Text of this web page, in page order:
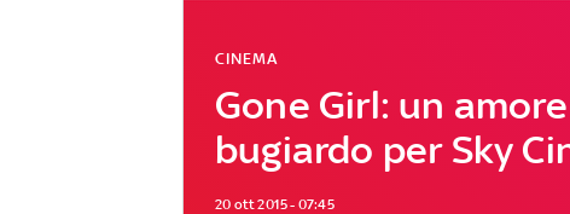
Gone Girl: un amore
bugiardo per Sky
CINEMA
20 ott 2015 - 07:45